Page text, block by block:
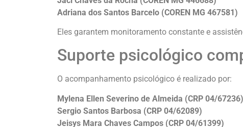
Adriana dos Santos Barcelo (COREN MG 467581)
Eles garantem monitoramento constante e
Suporte psicológico
O acompanhamento psicológico é realizado por:
Mylena Ellen Severino de Almeida (CRP 04/67236)
Sergio Santos Barbosa (CRP 04/62089)
Jeisys Mara Chaves Campos (CRP 04/61399)